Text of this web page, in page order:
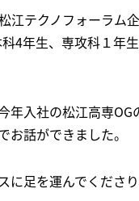
テクノフォーラム
4年生、専攻科１年
年入社の松江高専
話ができました。
足を運んでくださ